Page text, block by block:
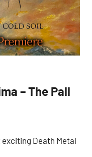
– The Pall
Death Metal